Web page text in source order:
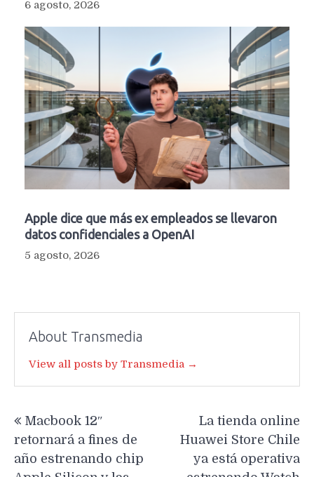
6 agosto, 2026
Apple dice que más ex empleados se llevaron
datos confidenciales a OpenAI
5 agosto, 2026
About Transmedia
View all posts by Transmedia →
de
entradas
Macbook 12″
retornará a fines de
año estrenando chip
La tienda online
Huawei Store Chile
ya está operativa